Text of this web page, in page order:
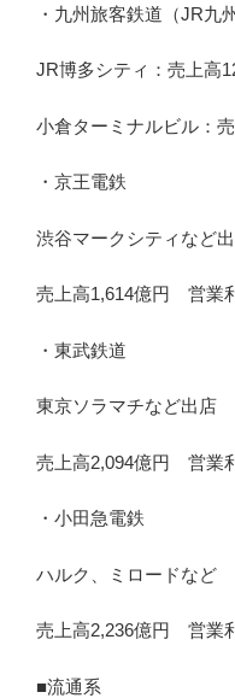
・九州旅客鉄道（JR九州
JR博多シティ：売上高
小倉ターミナルビル：
・京王電鉄
渋谷マークシティなど
売上高1,614億円 営業
・東武鉄道
東京ソラマチなど出店
売上高2,094億円 営業
・小田急電鉄
ハルク、ミロードなど
売上高2,236億円 営業
■流通系